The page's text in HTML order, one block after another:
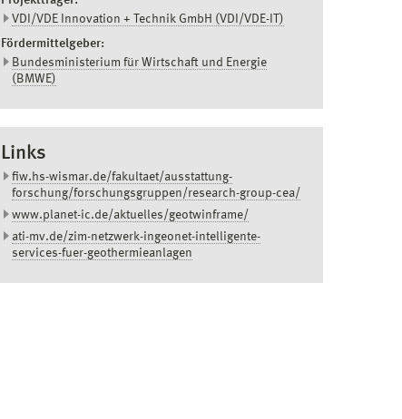
VDI/VDE Innovation + Technik GmbH (VDI/VDE-IT)
Fördermittelgeber:
Bundesministerium für Wirtschaft und Energie
(BMWE)
Links
fiw.hs-wismar.de/fakultaet/ausstattung-
forschung/forschungsgruppen/research-group-cea/
www.planet-ic.de/aktuelles/geotwinframe/
ati-mv.de/zim-netzwerk-ingeonet-intelligente-
services-fuer-geothermieanlagen